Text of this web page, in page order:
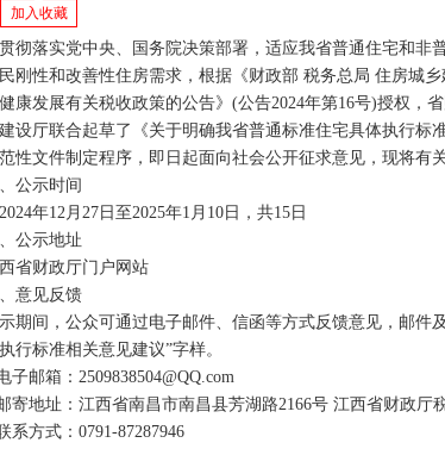
加入收藏
落实党中央、国务院决策部署，适应我省普通住宅和非
刚性和改善性住房需求，根据《财政部 税务总局 住房城
康发展有关税收政策的公告》(公告2024年第16号)授权，
设厅联合起草了《关于明确我省普通标准住宅具体执行标
性文件制定程序，即日起面向社会公开征求意见，现将有
示时间
年12月27日至2025年1月10日，共15日
示地址
财政厅门户网站
见反馈
间，公众可通过电子邮件、信函等方式反馈意见，邮件
行标准相关意见建议”字样。
邮箱：2509838504@QQ.com
地址：江西省南昌市南昌县芳湖路2166号 江西省财政厅
方式：0791-87287946